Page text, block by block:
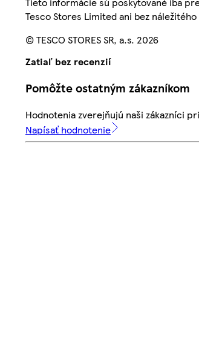
Tesco Stores Limited ani bez
© TESCO STORES SR, a.s. 2026
Zatiaľ bez recenzií
Pomôžte ostatným zákazníkom
Hodnotenia zverejňujú naši zákazníci
Napísať hodnotenie